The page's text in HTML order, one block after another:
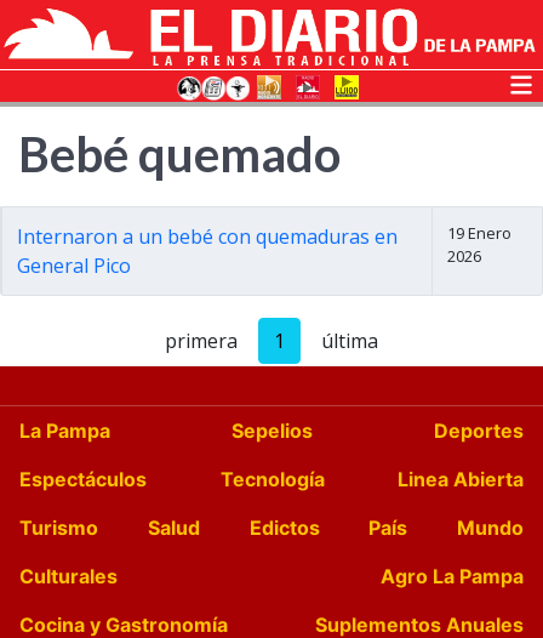
Bebé quemado
Internaron a un bebé con quemaduras en
General Pico
19 Enero
2026
primera 1 última
La Pampa Sepelios
Deportes
Espectáculos
Tecnología
Linea Abierta
Turismo
Salud Edictos País
Mundo
Culturales
Agro La Pampa
Cocina y Gastronomía
Suplementos Anuales